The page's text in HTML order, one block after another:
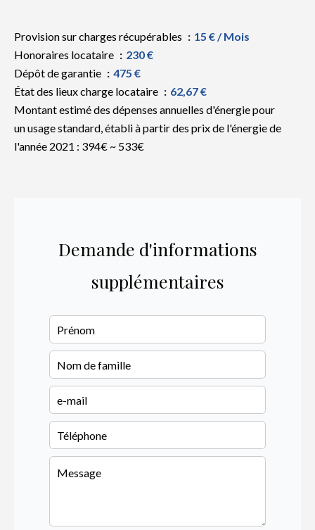
Provision sur charges récupérables
15 € / Mois
Honoraires locataire
230 €
Dépôt de garantie
475 €
État des lieux charge locataire
62,67 €
Montant estimé des dépenses annuelles d'énergie pour
un usage standard, établi à partir des prix de l'énergie de
l'année 2021 : 394€ ~ 533€
Demande d'informations
supplémentaires